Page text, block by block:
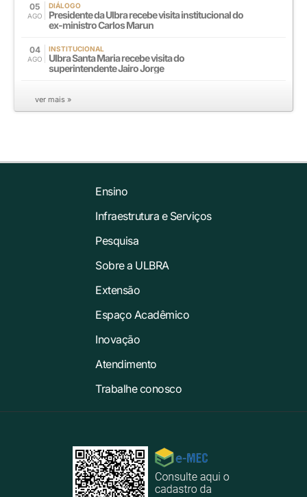
05
AGO
DIÁLOGO
Presidente da Ulbra recebe visita institucional do
ex-ministro Carlos Marun
04
AGO
INSTITUCIONAL
Ulbra Santa Maria recebe visita do
superintendente Jairo Jorge
ver mais »
Ensino
Infraestrutura e Serviços
Pesquisa
Sobre a ULBRA
Extensão
Espaço Acadêmico
Inovação
Atendimento
Trabalhe conosco